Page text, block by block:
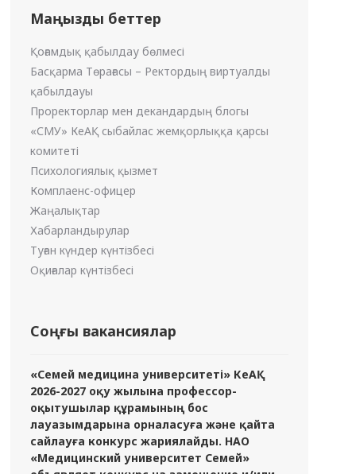
Маңызды беттер
Қоғамдық қабылдау бөлмесі
Басқарма Төрағасы – Ректордың виртуалды
қабылдауы
Проректорлар мен декандардың блогы
«СМУ» КеАҚ сыбайлас жемқорлыққа қарсы
комитеті
Психологиялық қызмет
Комплаенс-офицер
Жаңалықтар
Хабарландырулар
Туған күндер күнтізбесі
Оқиғалар күнтізбесі
Соңғы вакансиялар
«Семей медицина университеті» КеАҚ
2026-2027 оқу жылына профессор-
оқытушылар құрамының бос
лауазымдарына орналасуға және қайта
сайлауға конкурс жариялайды. НАО
«Медицинский университет Семей»